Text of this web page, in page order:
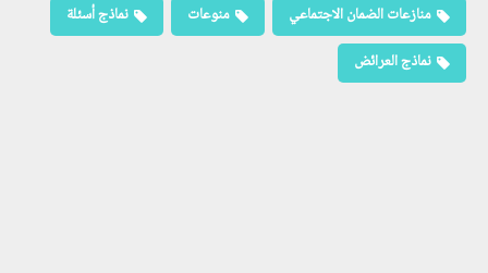
منازعات الضمان الاجتماعي
منوعات
نماذج أسئلة
نماذج العرائض